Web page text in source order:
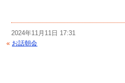
2024年11月11日 17:31
« お話朝会